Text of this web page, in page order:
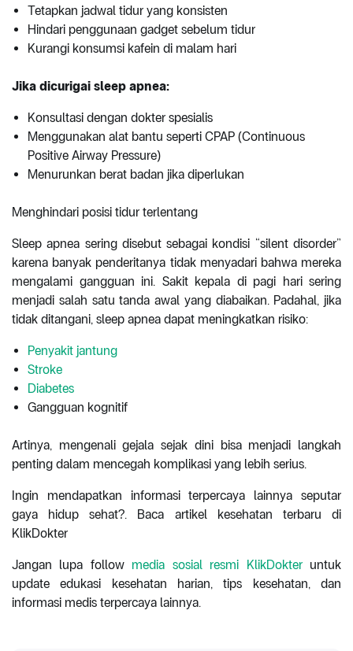
Tetapkan jadwal tidur yang konsisten
Hindari penggunaan gadget sebelum tidur
Kurangi konsumsi kafein di malam hari
Jika dicurigai sleep apnea:
Konsultasi dengan dokter spesialis
Menggunakan alat bantu seperti CPAP (Continuous
Positive Airway Pressure)
Menurunkan berat badan jika diperlukan
Menghindari posisi tidur terlentang
Sleep apnea sering disebut sebagai kondisi “silent disorder”
karena banyak penderitanya tidak menyadari bahwa mereka
mengalami gangguan ini. Sakit kepala di pagi hari sering
menjadi salah satu tanda awal yang diabaikan. Padahal, jika
tidak ditangani, sleep apnea dapat meningkatkan risiko:
Penyakit jantung
Stroke
Diabetes
Gangguan kognitif
Artinya, mengenali gejala sejak dini bisa menjadi langkah
penting dalam mencegah komplikasi yang lebih serius.
Ingin mendapatkan informasi terpercaya lainnya seputar
gaya hidup sehat?. Baca artikel kesehatan terbaru di
KlikDokter
Jangan lupa follow media sosial resmi KlikDokteruntuk
update edukasi kesehatan harian, tips kesehatan, dan
informasi medis terpercaya lainnya.